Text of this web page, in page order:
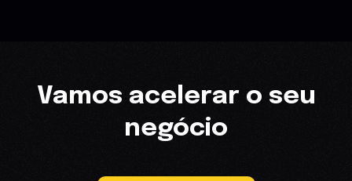
Vamos acelerar o seu
negócio